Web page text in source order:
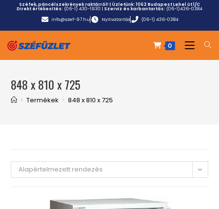
Széfek, páncélszekrények raktárról! | Üzletünk:1062 Budapest Lehel út 1/C
Direkt értékesítés: (06-1) 430-1930 | Szerviz és karbantartás: (06-1)436-0384
info@szef-97.hu
Nyitvatartás (06-1) 436-0384
0
848 x 810 x 725
> Termékek > 848 x 810 x 725
Alapértelmezett rendezés